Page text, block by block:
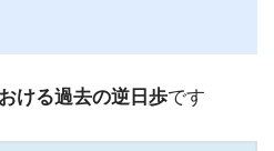
ける過去の逆日歩です